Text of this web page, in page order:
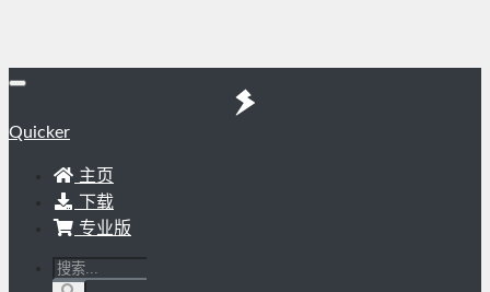
Quicker
主页
下载
专业版